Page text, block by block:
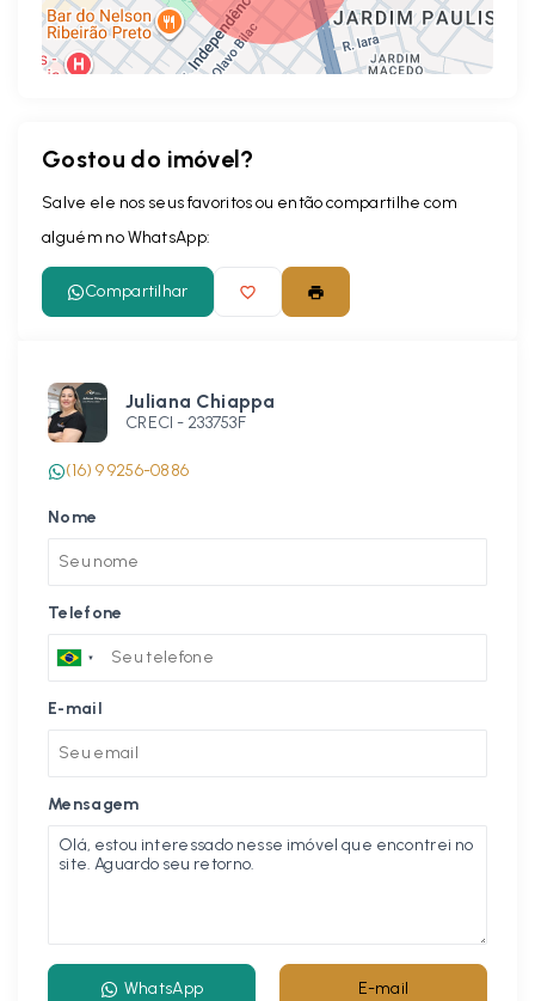
Gostou do imóvel?
Salve ele nos seus favoritos ou então compartilhe com
alguém no WhatsApp:
Compartilhar
Juliana Chiappa
CRECI - 233753F
(16) 9 9256-0886
Nome
Telefone
E-mail
Mensagem
WhatsApp E-mail